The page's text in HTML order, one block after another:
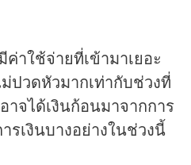
าใช้จ่ายที่เข้ามาเยอะ
ปวดหัวมากเท่ากับช่วงที่
จได้เงินก้อนมาจากการ
รเงินบางอย่างในช่วงนี้